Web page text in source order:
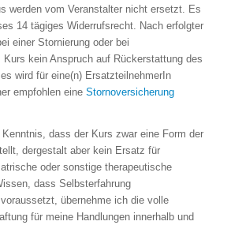
werden vom Veranstalter nicht ersetzt. Es
14 tägiges Widerrufsrecht. Nach erfolgter
einer Stornierung oder bei
Kurs kein Anspruch auf Rückerstattung des
wird für eine(n) ErsatzteilnehmerIn
empfohlen eine Stornoversicherung
dass der Kurs zwar eine Form der
dergestalt aber kein Ersatz für
oder sonstige therapeutische
dass Selbsterfahrung
übernehme ich die volle
für meine Handlungen innerhalb und